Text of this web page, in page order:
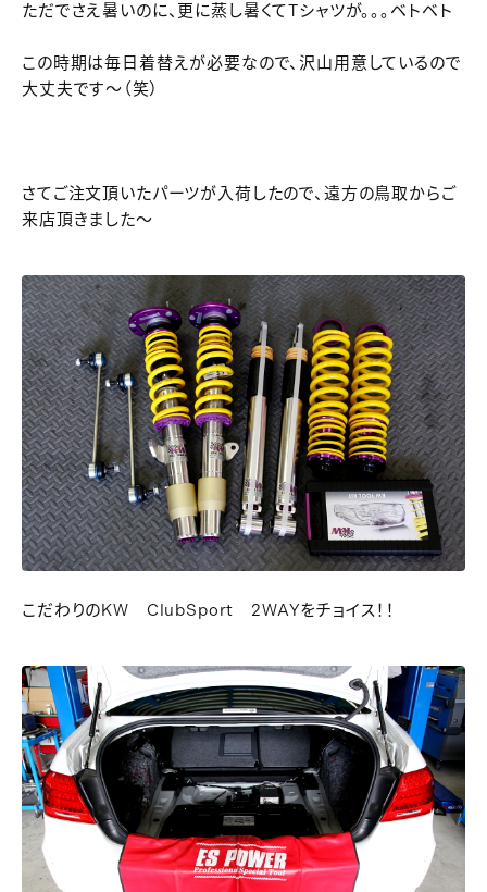
ただでさえ暑いのに、更に蒸し暑くてTシャツが。。。ベトベト
この時期は毎日着替えが必要なので、沢山用意しているので
大丈夫です～（笑）
さてご注文頂いたパーツが入荷したので、遠方の鳥取からご
来店頂きました～
こだわりのKW ClubSport 2WAYをチョイス！！